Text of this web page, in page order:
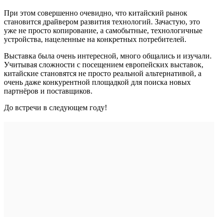
При этом совершенно очевидно, что китайский рынок
становится драйвером развития технологий. Зачастую, это
уже не просто копирование, а самобытные, технологичные
устройства, нацеленные на конкретных потребителей.
Выставка была очень интересной, много общались и изучали.
Учитывая сложности с посещением европейских выставок,
китайские становятся не просто реальной альтернативой, а
очень даже конкурентной площадкой для поиска новых
партнёров и поставщиков.
До встречи в следующем году!